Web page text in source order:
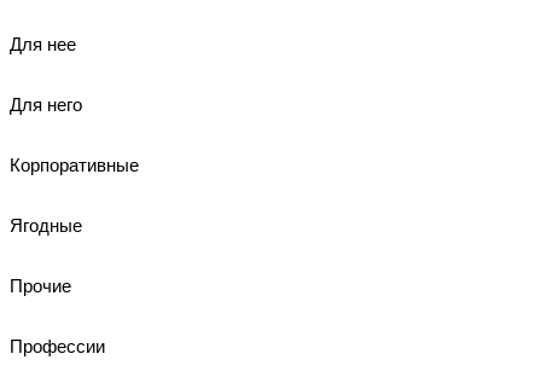
Для нее
Для него
Корпоративные
Ягодные
Прочие
Профессии